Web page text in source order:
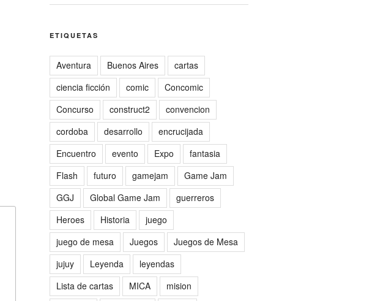
ETIQUETAS
Aventura Buenos Aires
cartas
ciencia ficción
comic
Concomic
Concurso
construct2
convencion
cordoba
desarrollo
encrucijada
Encuentro
evento Expo
fantasia
Flash
futuro gamejam
Game Jam
GGJ
Global Game Jam
guerreros
Heroes
Historia
juego
juego de mesa
Juegos
Juegos de Mesa
jujuy
Leyenda
leyendas
Lista de cartas
MICA
mision